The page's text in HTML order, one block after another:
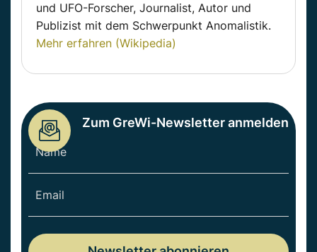
und UFO-Forscher, Journalist, Autor und
Publizist mit dem Schwerpunkt Anomalistik.
Mehr erfahren (Wikipedia)
Zum GreWi-Newsletter anmelden